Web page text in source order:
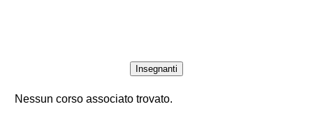
Insegnanti
Nessun corso associato trovato.